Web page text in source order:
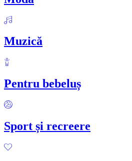
Muzică
Pentru bebeluș
Sport și recreere